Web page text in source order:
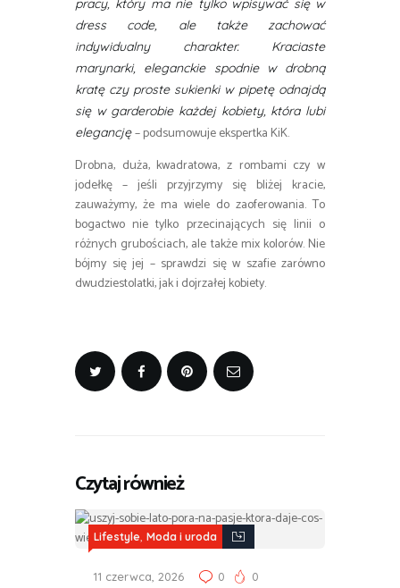
pracy, który ma nie tylko wpisywać się w
dress code, ale także zachować
indywidualny charakter. Kraciaste
marynarki, eleganckie spodnie w drobną
kratę czy proste sukienki w pipetę odnajdą
się w garderobie każdej kobiety, która lubi
elegancję– podsumowuje ekspertka KiK.
Drobna, duża, kwadratowa, z rombami czy w
jodełkę – jeśli przyjrzymy się bliżej kracie,
zauważymy, że ma wiele do zaoferowania. To
bogactwo nie tylko przecinających się linii o
różnych grubościach, ale także mix kolorów. Nie
bójmy się jej – sprawdzi się w szafie zarówno
dwudziestolatki, jak i dojrzałej kobiety.
Czytaj również
Lifestyle Moda i uroda
11 czerwca, 2026 0 0